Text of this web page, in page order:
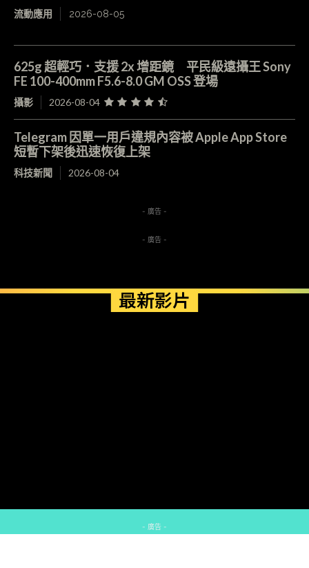
流動應用 2026-08-05
625g 超輕巧．支援 2x 增距鏡 平民級遠攝王 Sony
FE 100-400mm F5.6-8.0 GM OSS 登場
攝影 2026-08-04
Telegram 因單一用戶違規內容被 Apple App Store
短暫下架後迅速恢復上架
科技新聞 2026-08-04
- 廣告 -
- 廣告 -
最新影片
- 廣告 -